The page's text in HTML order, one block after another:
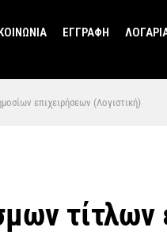
ΕΓΓΡΑΦΗ
επιχειρήσεων (Λογιστική)
τίτλων